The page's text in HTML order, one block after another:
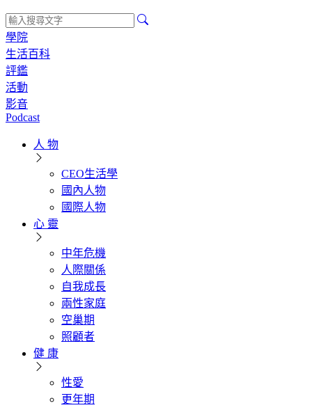
學院
生活百科
評鑑
活動
影音
Podcast
人 物
CEO生活學
國內人物
國際人物
心 靈
中年危機
人際關係
自我成長
兩性家庭
空巢期
照顧者
健 康
性愛
更年期